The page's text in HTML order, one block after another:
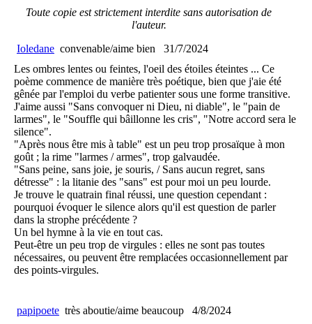
Toute copie est strictement interdite sans autorisation de
l'auteur.
Ioledane convenable/aime bien
31/7/2024
Les ombres lentes ou feintes, l'oeil des étoiles éteintes ... Ce
poème commence de manière très poétique, bien que j'aie été
gênée par l'emploi du verbe patienter sous une forme transitive.
J'aime aussi "Sans convoquer ni Dieu, ni diable", le "pain de
larmes", le "Souffle qui bâillonne les cris", "Notre accord sera le
silence".
"Après nous être mis à table" est un peu trop prosaïque à mon
goût ; la rime "larmes / armes", trop galvaudée.
"Sans peine, sans joie, je souris, / Sans aucun regret, sans
détresse" : la litanie des "sans" est pour moi un peu lourde.
Je trouve le quatrain final réussi, une question cependant :
pourquoi évoquer le silence alors qu'il est question de parler
dans la strophe précédente ?
Un bel hymne à la vie en tout cas.
Peut-être un peu trop de virgules : elles ne sont pas toutes
nécessaires, ou peuvent être remplacées occasionnellement par
des points-virgules.
papipoete très aboutie/aime beaucoup
4/8/2024